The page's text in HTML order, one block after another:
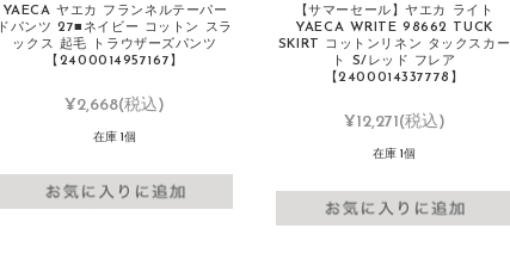
YAECA ヤエカ フランネルテーパー
ドパンツ 27■ネイビー コットン スラ
ックス 起毛 トラウザーズパンツ
【2400014957167】
¥2,668(税込)
在庫 1個
【サマーセール】ヤエカ ライト
YAECA WRITE 98662 TUCK
SKIRT コットンリネン タックスカー
ト S/レッド フレア
【2400014337778】
¥12,271(税込)
在庫 1個